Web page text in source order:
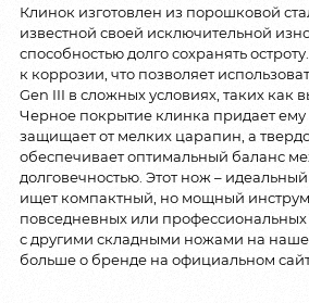
Клинок изготовлен из порошковой
известной своей исключительной
способностью долго сохранять
к коррозии, что позволяет
Gen III в сложных условиях, таких как
Черное покрытие клинка придает ему
защищает от мелких царапин, а
обеспечивает оптимальный баланс
долговечностью. Этот нож –
ищет компактный, но мощный
повседневных или профессиональных
с другими складными ножами на
больше о бренде на официальном